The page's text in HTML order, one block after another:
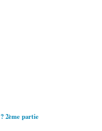
2ème partie